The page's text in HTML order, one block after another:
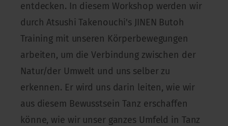
entdecken. In diesem Workshop werden wir
durch Atsushi Takenouchi's JINEN Butoh
Training mit unseren Körperbewegungen
arbeiten, um die Verbindung zwischen der
Natur/der Umwelt und uns selber zu
erkennen. Er wird uns darin leiten, wie wir
aus diesem Bewusstsein Tanz erschaffen
könne, wie wir unser ganzes Umfeld in Tanz